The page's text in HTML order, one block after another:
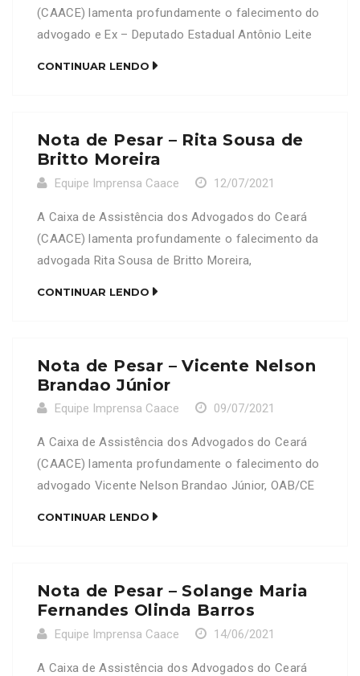
(CAACE) lamenta profundamente o falecimento do
advogado e Ex – Deputado Estadual Antônio Leite
CONTINUAR LENDO
Nota de Pesar – Rita Sousa de
Britto Moreira
Equipe Imprensa Caace 12/07/2021
A Caixa de Assistência dos Advogados do Ceará
(CAACE) lamenta profundamente o falecimento da
advogada Rita Sousa de Britto Moreira,
CONTINUAR LENDO
Nota de Pesar – Vicente Nelson
Brandao Júnior
Equipe Imprensa Caace 09/07/2021
A Caixa de Assistência dos Advogados do Ceará
(CAACE) lamenta profundamente o falecimento do
advogado Vicente Nelson Brandao Júnior, OAB/CE
CONTINUAR LENDO
Nota de Pesar – Solange Maria
Fernandes Olinda Barros
Equipe Imprensa Caace 14/06/2021
A Caixa de Assistência dos Advogados do Ceará